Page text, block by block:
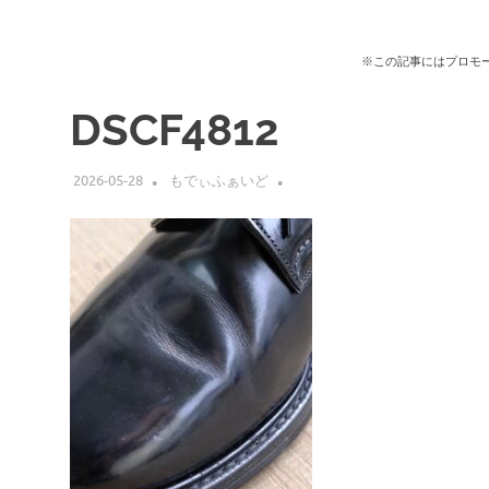
※この記事にはプロモ
DSCF4812
2026-05-28 もでぃふぁいど